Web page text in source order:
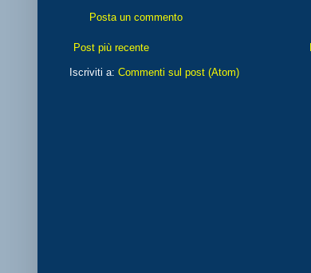
Posta un commento
Post più recente
Iscriviti a: Commenti sul post (Atom)